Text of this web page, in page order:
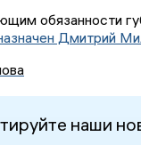
обязанности
Дмитрий
наши